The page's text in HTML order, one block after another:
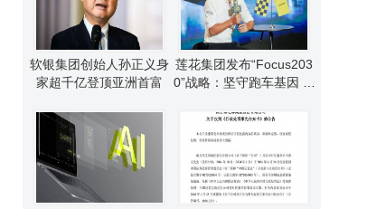
软银集团创始人孙正义身
家超千亿登顶亚洲首富
莲花集团发布“Focus203
0”战略：坚守跑车基因 布